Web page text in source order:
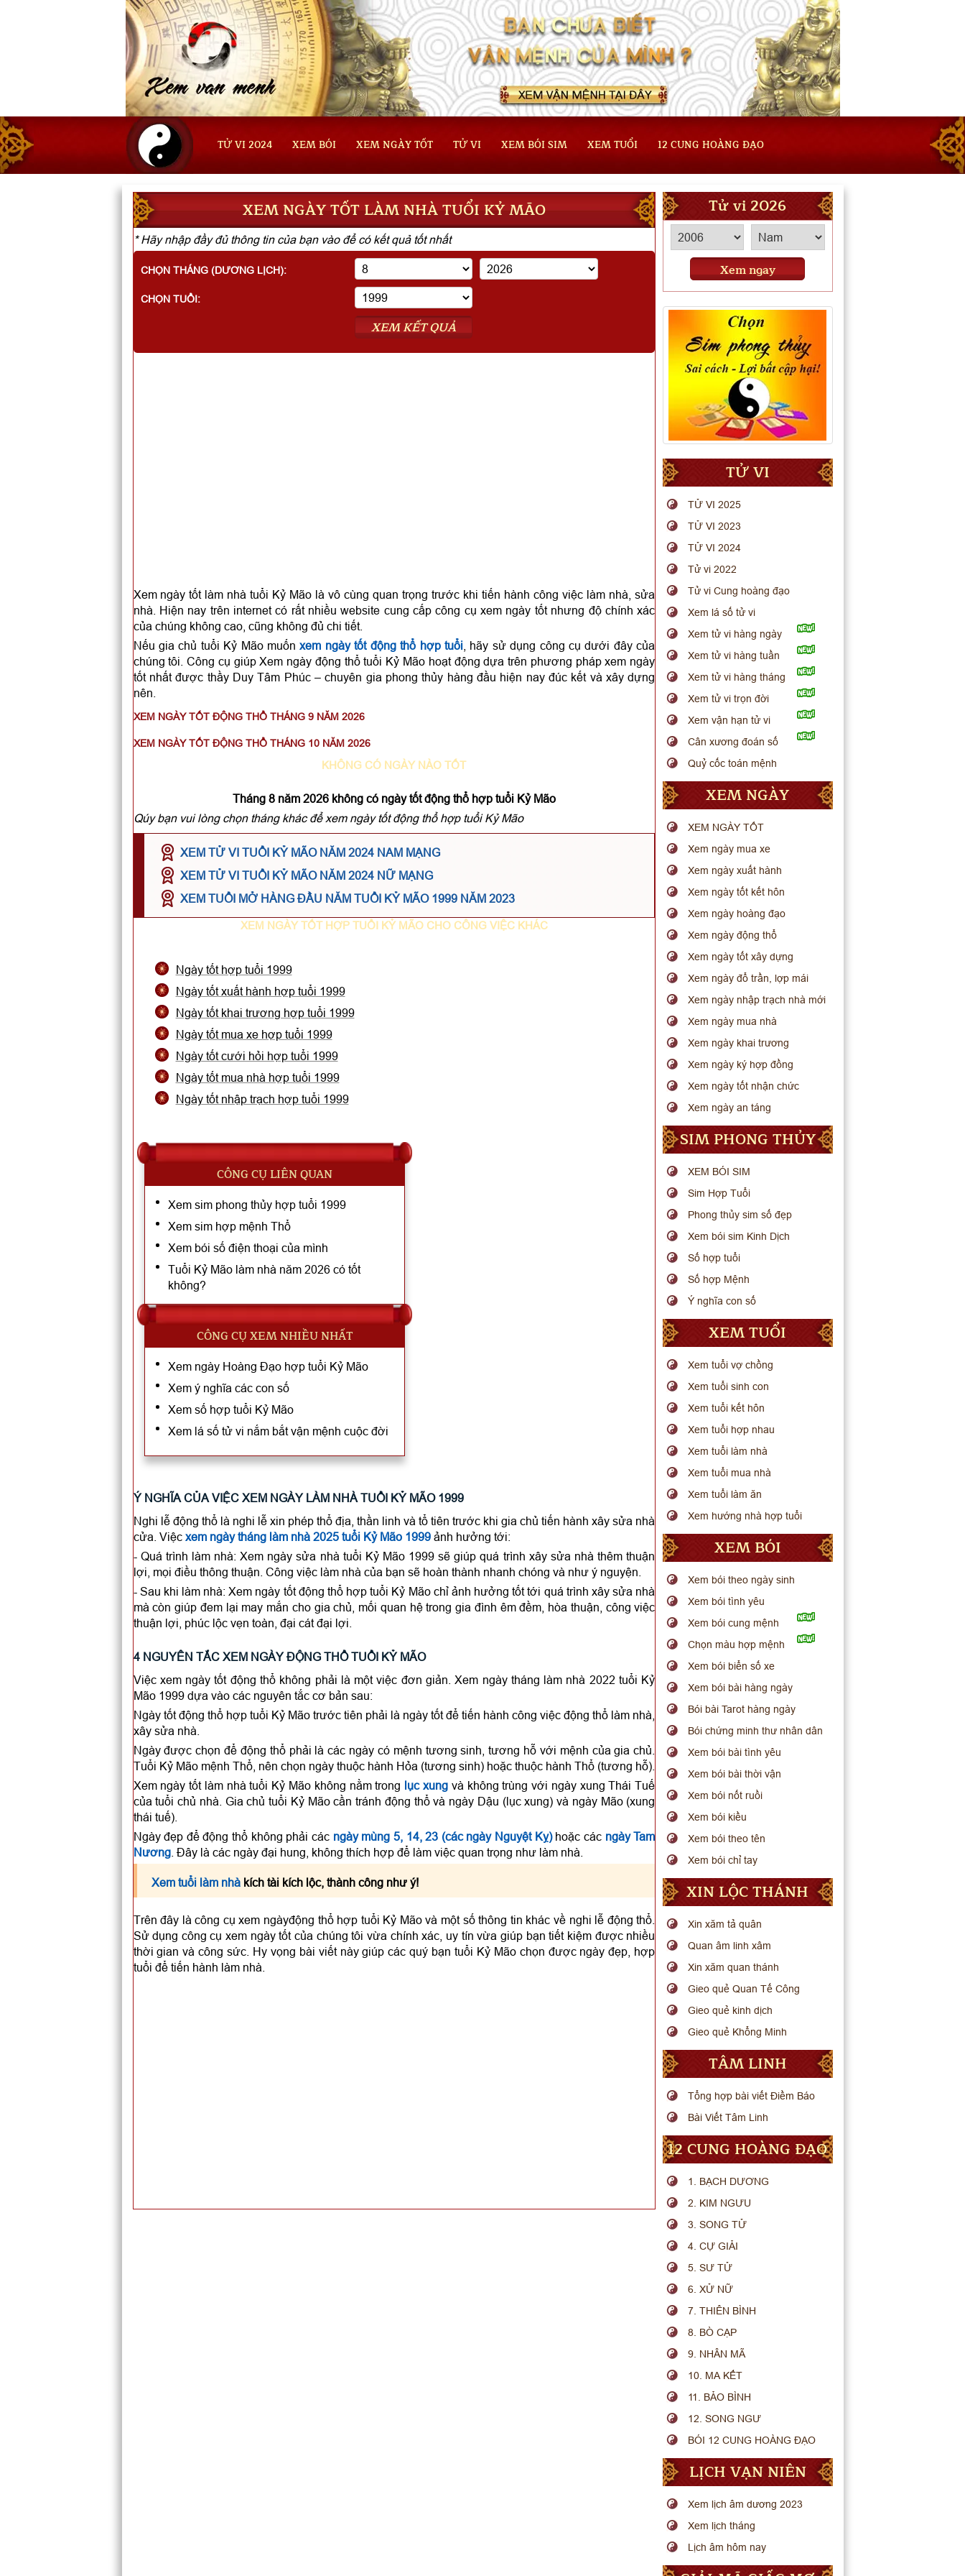
TỬ VI 2024 XEM BÓI XEM NGÀY TỐT TỬ VI XEM BÓI SIM XEM TUỔI 12 CUNG HOÀNG ĐẠO
XEM NGÀY TỐT LÀM NHÀ TUỔI KỶ MÃO
* Hãy nhập đầy đủ thông tin của bạn vào để có kết quả tốt nhất
CHỌN THÁNG (DƯƠNG LỊCH):
CHỌN TUỔI:
XEM KẾT QUẢ
Xem ngày tốt làm nhà tuổi Kỷ Mão là vô cùng quan trọng trước khi tiến hành công việc làm nhà, sửa
nhà. Hiện nay trên internet có rất nhiều website cung cấp công cụ xem ngày tốt nhưng độ chính xác
của chúng không cao, cũng không đủ chi tiết.
Nếu gia chủ tuổi Kỷ Mão muốnxem ngày tốt động thổ hợp tuổi, hãy sử dụng công cụ dưới đây của
chúng tôi. Công cụ giúp Xem ngày động thổ tuổi Kỷ Mão hoạt động dựa trên phương pháp xem ngày
tốt nhất được thầy Duy Tâm Phúc – chuyên gia phong thủy hàng đầu hiện nay đúc kết và xây dựng
nên.
XEM NGÀY TỐT ĐỘNG THỔ THÁNG 9 NĂM 2026
XEM NGÀY TỐT ĐỘNG THỔ THÁNG 10 NĂM 2026
KHÔNG CÓ NGÀY NÀO TỐT
Tháng 8 năm 2026 không có ngày tốt động thổ hợp tuổi Kỷ Mão
Qúy bạn vui lòng chọn tháng khác để xem ngày tốt động thổ hợp tuổi Kỷ Mão
XEM TỬ VI TUỔI KỶ MÃO NĂM 2024 NAM MẠNG
XEM TỬ VI TUỔI KỶ MÃO NĂM 2024 NỮ MẠNG
XEM TUỔI MỞ HÀNG ĐẦU NĂM TUỔI KỶ MÃO 1999 NĂM 2023
XEM NGÀY TỐT HỢP TUỔI KỶ MÃO CHO CÔNG VIỆC KHÁC
Ngày tốt hợp tuổi 1999
Ngày tốt xuất hành hợp tuổi 1999
Ngày tốt khai trương hợp tuổi 1999
Ngày tốt mua xe hợp tuổi 1999
Ngày tốt cưới hỏi hợp tuổi 1999
Ngày tốt mua nhà hợp tuổi 1999
Ngày tốt nhập trạch hợp tuổi 1999
CÔNG CỤ LIÊN QUAN
Xem sim phong thủy hợp tuổi 1999
Xem sim hợp mệnh Thổ
Xem bói số điện thoại của mình
Tuổi Kỷ Mão làm nhà năm 2026 có tốt
không?
CÔNG CỤ XEM NHIỀU NHẤT
Xem ngày Hoàng Đạo hợp tuổi Kỷ Mão
Xem ý nghĩa các con số
Xem số hợp tuổi Kỷ Mão
Xem lá số tử vi nắm bắt vận mệnh cuộc đời
Ý NGHĨA CỦA VIỆC XEM NGÀY LÀM NHÀ TUỔI KỶ MÃO 1999
Nghi lễ động thổ là nghi lễ xin phép thổ địa, thần linh và tổ tiên trước khi gia chủ tiến hành xây sửa nhà
cửa. Việc xem ngày tháng làm nhà 2025 tuổi Kỷ Mão 1999ảnh hưởng tới:
- Quá trình làm nhà: Xem ngày sửa nhà tuổi Kỷ Mão 1999 sẽ giúp quá trình xây sửa nhà thêm thuận
lợi, mọi điều thông thuận. Công việc làm nhà của bạn sẽ hoàn thành nhanh chóng và như ý nguyện.
- Sau khi làm nhà: Xem ngày tốt động thổ hợp tuổi Kỷ Mão chỉ ảnh hưởng tốt tới quá trình xây sửa nhà
mà còn giúp đem lại may mắn cho gia chủ, mối quan hệ trong gia đình êm đềm, hòa thuận, công việc
thuận lợi, phúc lộc vẹn toàn, đại cát đại lợi.
4 NGUYÊN TẮC XEM NGÀY ĐỘNG THỔ TUỔI KỶ MÃO
Việc xem ngày tốt động thổ không phải là một việc đơn giản. Xem ngày tháng làm nhà 2022 tuổi Kỷ
Mão 1999 dựa vào các nguyên tắc cơ bản sau:
Ngày tốt động thổ hợp tuổi Kỷ Mão trước tiên phải là ngày tốt để tiến hành công việc động thổ làm nhà,
xây sửa nhà.
Ngày được chọn để động thổ phải là các ngày có mệnh tương sinh, tương hỗ với mệnh của gia chủ.
Tuổi Kỷ Mão mệnh Thổ, nên chọn ngày thuộc hành Hỏa (tương sinh) hoặc thuộc hành Thổ (tương hỗ).
Xem ngày tốt làm nhà tuổi Kỷ Mão không nằm trong lục xungvà không trùng với ngày xung Thái Tuế
của tuổi chủ nhà. Gia chủ tuổi Kỷ Mão cần tránh động thổ và ngày Dậu (lục xung) và ngày Mão (xung
thái tuế).
Ngày đẹp để động thổ không phải các ngày mùng 5, 14, 23 (các ngày Nguyệt Kỵ)hoặc các ngày Tam
Nương. Đây là các ngày đại hung, không thích hợp để làm việc quan trọng như làm nhà.
Xem tuổi làm nhàkích tài kích lộc, thành công như ý!
Trên đây là công cụ xem ngàyđộng thổ hợp tuổi Kỷ Mão và một số thông tin khác về nghi lễ động thổ.
Sử dụng công cụ xem ngày tốt của chúng tôi vừa chính xác, uy tín vừa giúp bạn tiết kiệm được nhiều
thời gian và công sức. Hy vọng bài viết này giúp các quý bạn tuổi Kỷ Mão chọn được ngày đẹp, hợp
tuổi để tiến hành làm nhà.
Tử vi 2026
Xem ngay
TỬ VI
TỬ VI 2025
TỬ VI 2023
TỬ VI 2024
Tử vi 2022
Tử vi Cung hoàng đạo
Xem lá số tử vi
Xem tử vi hàng ngày
Xem tử vi hàng tuần
Xem tử vi hàng tháng
Xem tử vi trọn đời
Xem vận hạn tử vi
Cân xương đoán số
Quỷ cốc toán mệnh
XEM NGÀY
XEM NGÀY TỐT
Xem ngày mua xe
Xem ngày xuất hành
Xem ngày tốt kết hôn
Xem ngày hoàng đạo
Xem ngày động thổ
Xem ngày tốt xây dựng
Xem ngày đổ trần, lợp mái
Xem ngày nhập trạch nhà mới
Xem ngày mua nhà
Xem ngày khai trương
Xem ngày ký hợp đồng
Xem ngày tốt nhận chức
Xem ngày an táng
SIM PHONG THỦY
XEM BÓI SIM
Sim Hợp Tuổi
Phong thủy sim số đẹp
Xem bói sim Kinh Dịch
Số hợp tuổi
Số hợp Mệnh
Ý nghĩa con số
XEM TUỔI
Xem tuổi vợ chồng
Xem tuổi sinh con
Xem tuổi kết hôn
Xem tuổi hợp nhau
Xem tuổi làm nhà
Xem tuổi mua nhà
Xem tuổi làm ăn
Xem hướng nhà hợp tuổi
XEM BÓI
Xem bói theo ngày sinh
Xem bói tình yêu
Xem bói cung mệnh
Chọn màu hợp mệnh
Xem bói biển số xe
Xem bói bài hàng ngày
Bói bài Tarot hàng ngày
Bói chứng minh thư nhân dân
Xem bói bài tình yêu
Xem bói bài thời vận
Xem bói nốt ruồi
Xem bói kiều
Xem bói theo tên
Xem bói chỉ tay
XIN LỘC THÁNH
Xin xăm tả quân
Quan âm linh xâm
Xin xăm quan thánh
Gieo quẻ Quan Tế Công
Gieo quẻ kinh dịch
Gieo quẻ Khổng Minh
TÂM LINH
Tổng hợp bài viết Điềm Báo
Bài Viết Tâm Linh
12 CUNG HOÀNG ĐẠO
1. BẠCH DƯƠNG
2. KIM NGƯU
3. SONG TỬ
4. CỰ GIẢI
5. SƯ TỬ
6. XỬ NỮ
7. THIÊN BÌNH
8. BÒ CẠP
9. NHÂN MÃ
10. MA KẾT
11. BẢO BÌNH
12. SONG NGƯ
BÓI 12 CUNG HOÀNG ĐẠO
LỊCH VẠN NIÊN
Xem lịch âm dương 2023
Xem lịch tháng
Lịch âm hôm nay